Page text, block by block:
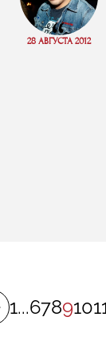
“
28 АВГУСТА 2012
Read
1...678910